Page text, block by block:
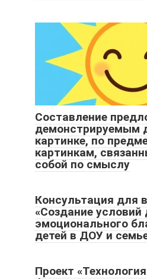
Составление
демонстрируемым
картинке, по
картинкам,
собой по смыслу
Консультация для
«Создание условий
эмоционального
детей в ДОУ и
Проект «Технология